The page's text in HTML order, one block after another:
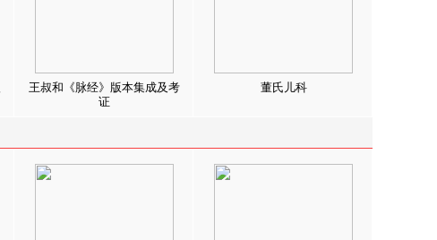
王叔和《脉经》版本集成及考
证
董氏儿科